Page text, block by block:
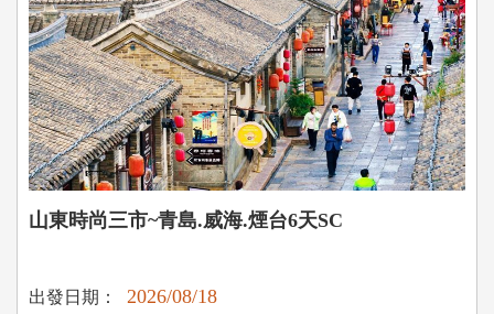
山東時尚三市~青島.威海.煙台6天SC
出發日期： 2026/08/18